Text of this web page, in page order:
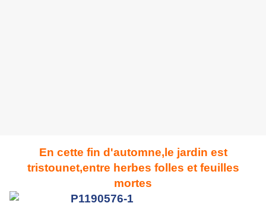
En cette fin d'automne,le jardin est
tristounet,entre herbes folles et feuilles
mortes